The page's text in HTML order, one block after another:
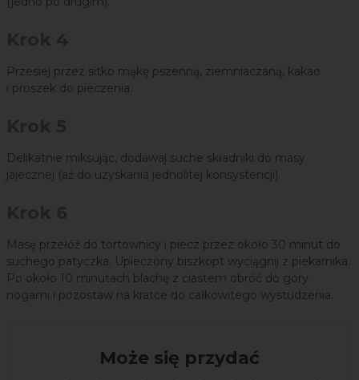
Przesiej przez sitko mąkę pszenną, ziemniaczaną, kakao
i proszek do pieczenia.
Delikatnie miksując, dodawaj suche składniki do masy
jajecznej (aż do uzyskania jednolitej konsystencji).
Masę przełóż do tortownicy i piecz przez około 30 minut do
suchego patyczka. Upieczony biszkopt wyciągnij z piekarnika.
Po około 10 minutach blachę z ciastem obróć do góry
nogami i pozostaw na kratce do całkowitego wystudzenia.
Może się przydać